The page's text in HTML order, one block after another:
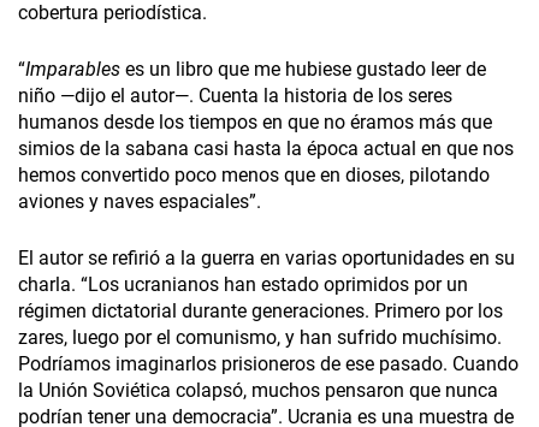
cobertura periodística.
“Imparables es un libro que me hubiese gustado leer de
niño —dijo el autor—. Cuenta la historia de los seres
humanos desde los tiempos en que no éramos más que
simios de la sabana casi hasta la época actual en que nos
hemos convertido poco menos que en dioses, pilotando
aviones y naves espaciales”.
El autor se refirió a la guerra en varias oportunidades en su
charla. “Los ucranianos han estado oprimidos por un
régimen dictatorial durante generaciones. Primero por los
zares, luego por el comunismo, y han sufrido muchísimo.
Podríamos imaginarlos prisioneros de ese pasado. Cuando
la Unión Soviética colapsó, muchos pensaron que nunca
podrían tener una democracia”. Ucrania es una muestra de